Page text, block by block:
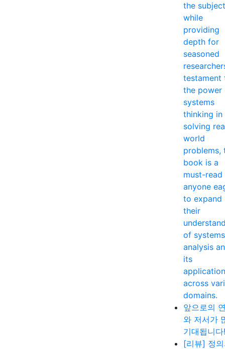
the subject
while
providing
depth for
seasoned
testament
the power
systems
thinking in
solving
world
problems,
book is a
must-
anyone
to expand
their
of systems
analysis
its
across
domains.
앞으로의
와 저서가
기대됩니다!
[리뷰] 정